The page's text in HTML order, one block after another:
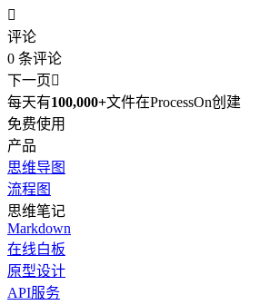

评论
0 条评论
下一页
每天有100,000+文件在ProcessOn创建
免费使用
产品
思维导图
流程图
思维笔记
Markdown
在线白板
原型设计
API服务